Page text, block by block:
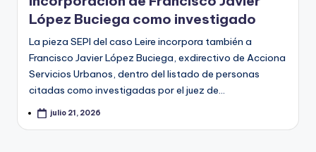
López Buciega como investigado
La pieza SEPI del caso Leire incorpora también a
Francisco Javier López Buciega, exdirectivo de Acciona
Servicios Urbanos, dentro del listado de personas
citadas como investigadas por el juez de…
julio 21, 2026